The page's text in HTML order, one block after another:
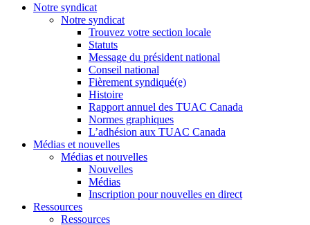
Notre syndicat
Notre syndicat
Trouvez votre section locale
Statuts
Message du président national
Conseil national
Fièrement syndiqué(e)
Histoire
Rapport annuel des TUAC Canada
Normes graphiques
L’adhésion aux TUAC Canada
Médias et nouvelles
Médias et nouvelles
Nouvelles
Médias
Inscription pour nouvelles en direct
Ressources
Ressources